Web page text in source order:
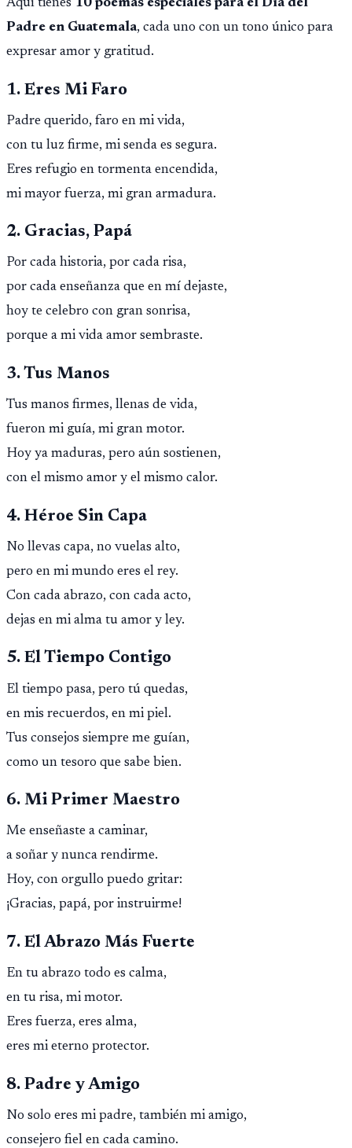
Aquí tienes 10 poemas especiales para el Día del
Padre en Guatemala, cada uno con un tono único para
expresar amor y gratitud.
1. Eres Mi Faro
Padre querido, faro en mi vida,
con tu luz firme, mi senda es segura.
Eres refugio en tormenta encendida,
mi mayor fuerza, mi gran armadura.
2. Gracias, Papá
Por cada historia, por cada risa,
por cada enseñanza que en mí dejaste,
hoy te celebro con gran sonrisa,
porque a mi vida amor sembraste.
3. Tus Manos
Tus manos firmes, llenas de vida,
fueron mi guía, mi gran motor.
Hoy ya maduras, pero aún sostienen,
con el mismo amor y el mismo calor.
4. Héroe Sin Capa
No llevas capa, no vuelas alto,
pero en mi mundo eres el rey.
Con cada abrazo, con cada acto,
dejas en mi alma tu amor y ley.
5. El Tiempo Contigo
El tiempo pasa, pero tú quedas,
en mis recuerdos, en mi piel.
Tus consejos siempre me guían,
como un tesoro que sabe bien.
6. Mi Primer Maestro
Me enseñaste a caminar,
a soñar y nunca rendirme.
Hoy, con orgullo puedo gritar:
¡Gracias, papá, por instruirme!
7. El Abrazo Más Fuerte
En tu abrazo todo es calma,
en tu risa, mi motor.
Eres fuerza, eres alma,
eres mi eterno protector.
8. Padre y Amigo
No solo eres mi padre, también mi amigo,
consejero fiel en cada camino.